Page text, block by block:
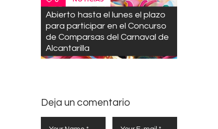
Abierto hasta el lunes el plazo
para participar en el Concurso
de Comparsas del Carnaval de
Alcantarilla
Deja un comentario